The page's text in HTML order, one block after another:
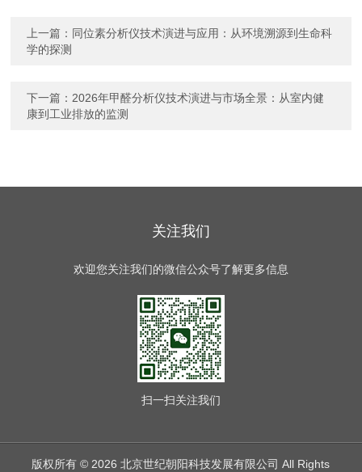
上一篇： 同位素分析仪技术演进与应用：从环境溯源到生命科
学的探测
下一篇： 2026年甲醛分析仪技术演进与市场全景：从室内健
康到工业排放的监测
关注我们
欢迎您关注我们的微信公众号了解更多信息
扫一扫关注我们
版权所有 © 2026 北京世纪朝阳科技发展有限公司 All Rights